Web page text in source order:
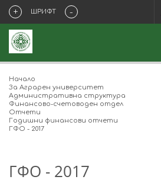
+ ШРИФТ -
Начало
За Аграрен университет
Административна структура
Финансово-счетоводен отдел
Отчети
Годишни финансови отчети
ГФО - 2017
ГФО - 2017